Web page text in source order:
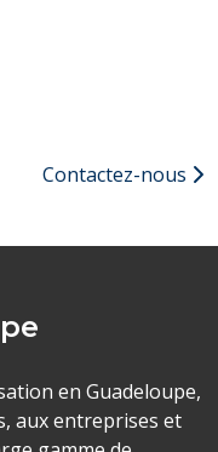
Contactez-nous
en Guadeloupe,
aux entreprises et